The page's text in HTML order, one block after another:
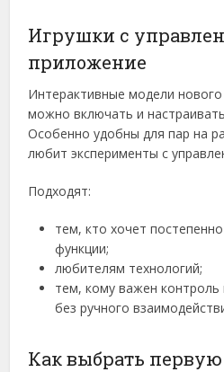
Игрушки с
приложение
Интерактивные модели
можно включать и
Особенно удобны для пар на
любит эксперименты с
Подходят:
тем, кто хочет
функции;
любителям технологий;
тем, кому важен контроль
без ручного
Как выбрать